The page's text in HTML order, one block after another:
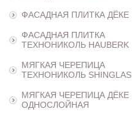
ФАСАДНАЯ ПЛИТКА ДЁКЕ
ФАСАДНАЯ ПЛИТКА
ТЕХНОНИКОЛЬ HAUBERK
МЯГКАЯ ЧЕРЕПИЦА
ТЕХНОНИКОЛЬ SHINGLAS
МЯГКАЯ ЧЕРЕПИЦА ДЁКЕ
ОДНОСЛОЙНАЯ